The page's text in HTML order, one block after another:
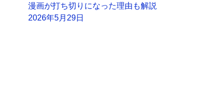
漫画が打ち切りになった理由も解説
2026年5月29日